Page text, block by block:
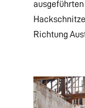
Richtung